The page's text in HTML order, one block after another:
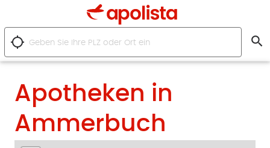
location_searching search
Apotheken in
Ammerbuch